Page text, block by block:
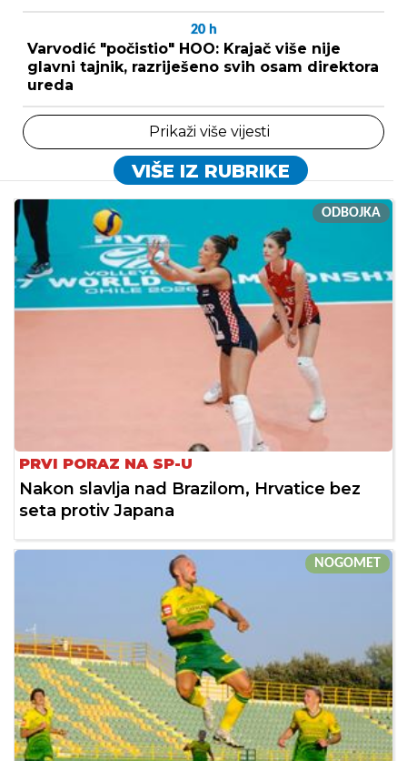
20 h
Varvodić "počistio" HOO: Krajač više nije
glavni tajnik, razriješeno svih osam direktora
ureda
Prikaži više vijesti
VIŠE IZ RUBRIKE
ODBOJKA
PRVI PORAZ NA SP-U
Nakon slavlja nad Brazilom, Hrvatice bez
seta protiv Japana
NOGOMET